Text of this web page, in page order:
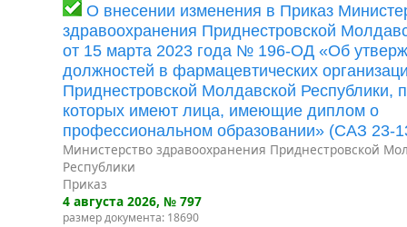
О внесении изменения в Приказ
здравоохранения Приднестровской
от 15 марта 2023 года № 196-ОД «Об
должностей в фармацевтических
Приднестровской Молдавской Республики,
которых имеют лица, имеющие диплом о
профессиональном образовании» (САЗ 23-
Министерство здравоохранения Приднестровской
Республики
Приказ
4 августа 2026, № 797
размер документа: 18690